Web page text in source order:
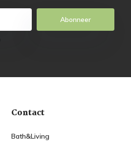
Abonneer
Contact
Bath&Living